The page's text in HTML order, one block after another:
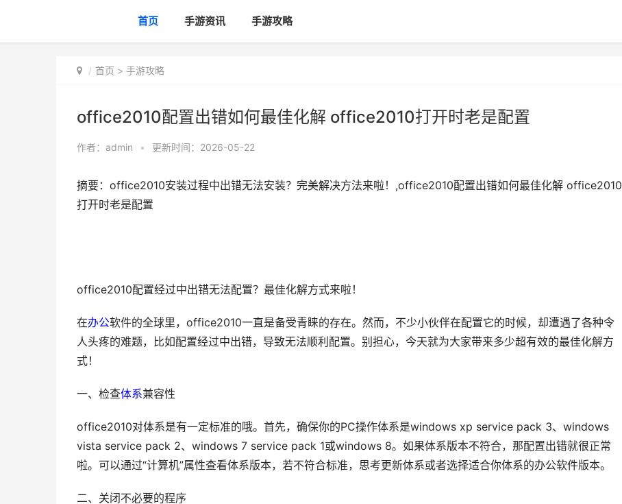
首页 手游资讯 手游攻略
首页 > 手游攻略
office2010配置出错如何最佳化解 office2010打开时老是配置
作者： admin • 更新时间：2026-05-22
摘要：office2010安装过程中出错无法安装？完美解决方法来啦！,office2010配置出错如何最佳化解 office2010
打开时老是配置
office2010配置经过中出错无法配置？最佳化解方式来啦！
在办公软件的全球里，office2010一直是备受青睐的存在。然而，不少小伙伴在配置它的时候，却遭遇了各种令
人头疼的难题，比如配置经过中出错，导致无法顺利配置。别担心，今天就为大家带来多少超有效的最佳化解方
式！
一、检查体系兼容性
office2010对体系是有一定标准的哦。首先，确保你的PC操作体系是windows xp service pack 3、windows
vista service pack 2、windows 7 service pack 1或windows 8。如果体系版本不符合，那配置出错就很正常
啦。可以通过“计算机”属性查看体系版本，若不符合标准，思考更新体系或者选择适合你体系的办公软件版本。
二、关闭不必要的程序